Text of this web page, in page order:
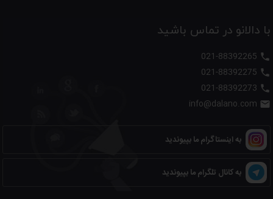
با دالانو در تماس باشید




به اینستاگرام ما بپیوندید
به کانال تلگرام ما بپیوندید